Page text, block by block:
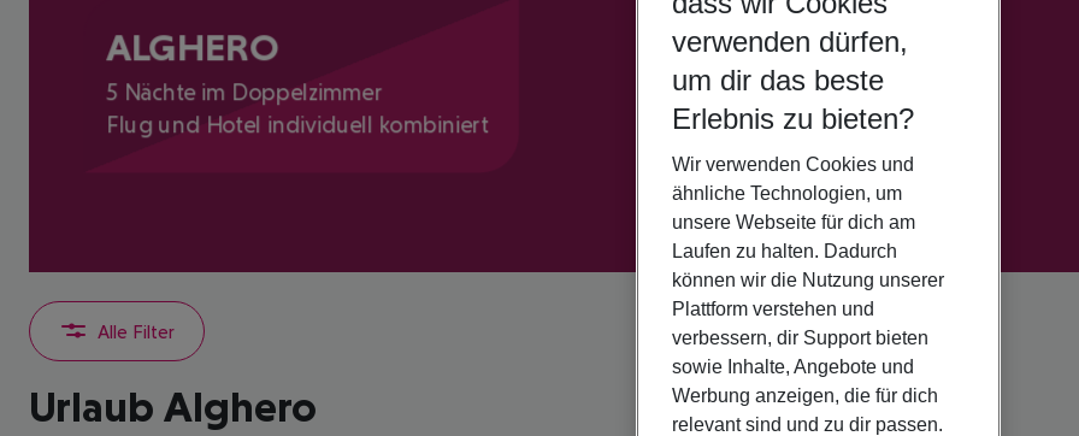
ALGHERO
5 Nächte im Doppelzimmer
Flug und Hotel individuell kombiniert
Alle Filter
Urlaub Alghero
verwenden dürfen,
um dir das beste
Erlebnis zu bieten?
Wir verwenden Cookies und
ähnliche Technologien, um
unsere Webseite für dich am
Laufen zu halten. Dadurch
können wir die Nutzung unserer
Plattform verstehen und
verbessern, dir Support bieten
sowie Inhalte, Angebote und
Werbung anzeigen, die für dich
relevant sind und zu dir passen.